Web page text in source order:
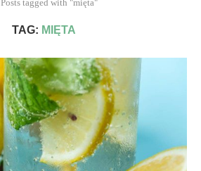
Posts tagged with "mięta"
TAG: MIĘTA